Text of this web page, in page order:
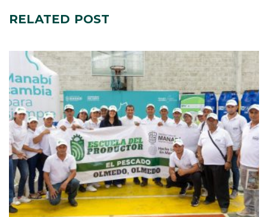
RELATED POST